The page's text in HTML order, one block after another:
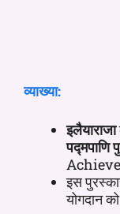
व्याख्या:
इलैयाराजा
पद्मपाणि
इस
योगदान